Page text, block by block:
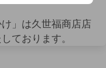
」は久世福商店店
ております。